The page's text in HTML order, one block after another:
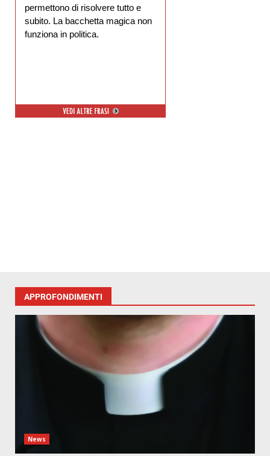
permettono di risolvere tutto e
subito. La bacchetta magica non
funziona in politica.
APPROFONDIMENTI
News